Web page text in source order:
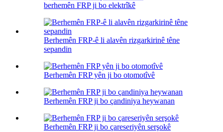
berhemên FRP ji bo elektrîkê
Berhemên FRP-ê li alavên rizgarkirinê têne
sepandin
Berhemên FRP yên ji bo otomotîvê
Berhemên FRP ji bo çandiniya heywanan
Berhemên FRP ji bo çareseriyên serşokê